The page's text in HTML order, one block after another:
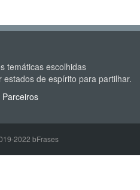
temáticas escolhidas
de espírito para partilhar.
Parceiros
2022 bFrases